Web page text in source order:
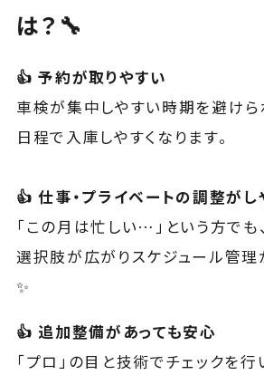
は？🔧
👍 予約が取りやすい
車検が集中しやすい時期を避けら
日程で入庫しやすくなります。
👍 仕事・プライベートの調整がし
「この月は忙しい…」という方でも、
選択肢が広がりスケジュール管理
✨
👍 追加整備があっても安心
「プロ」の目と技術でチェックを